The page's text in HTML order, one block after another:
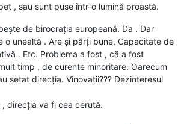
, sau sunt puse într-o lumină proastă.
de birocrația europeană. Da . Dar
o unealtă . Are și părți bune. Capacitate de
. Etc. Problema a fost , că a fost
timp , de curente minoritare. Oarecum
setat direcția. Vinovații??? Dezinteresul
, direcția va fi cea cerută.